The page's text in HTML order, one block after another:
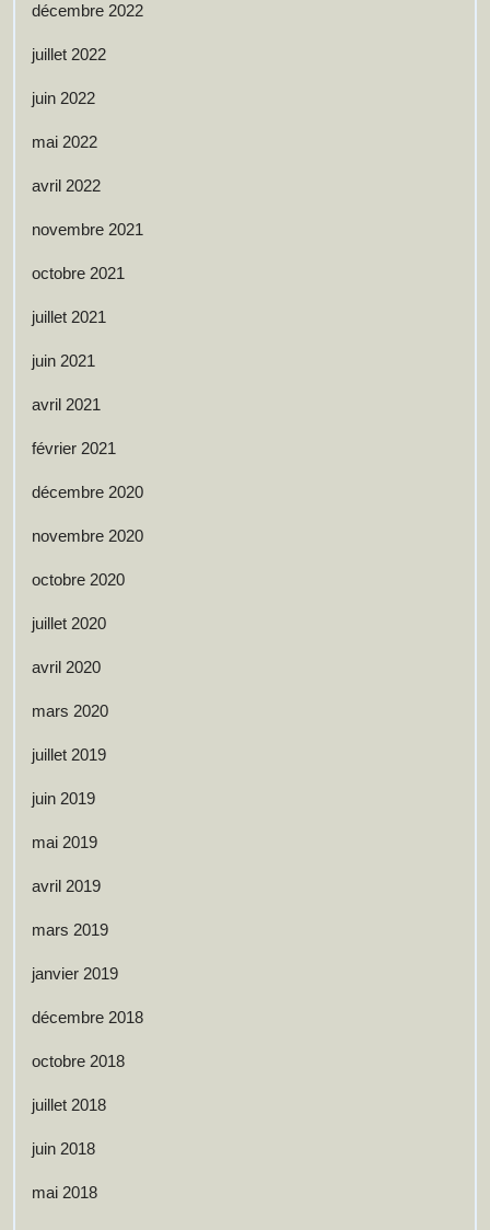
décembre 2022
juillet 2022
juin 2022
mai 2022
avril 2022
novembre 2021
octobre 2021
juillet 2021
juin 2021
avril 2021
février 2021
décembre 2020
novembre 2020
octobre 2020
juillet 2020
avril 2020
mars 2020
juillet 2019
juin 2019
mai 2019
avril 2019
mars 2019
janvier 2019
décembre 2018
octobre 2018
juillet 2018
juin 2018
mai 2018